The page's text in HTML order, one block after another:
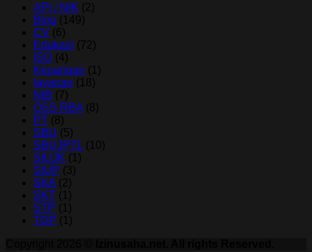
API / NIK (2)
Blog (149)
CV (6)
Edukasi (72)
ISO (4)
Keuangan (1)
layanan (18)
NIB (7)
OSS RBA (8)
PT (8)
SBU (5)
SBUJPTL (10)
SIUJK (1)
SIUP (3)
SKA (2)
SKT (1)
STP (1)
TDP (1)